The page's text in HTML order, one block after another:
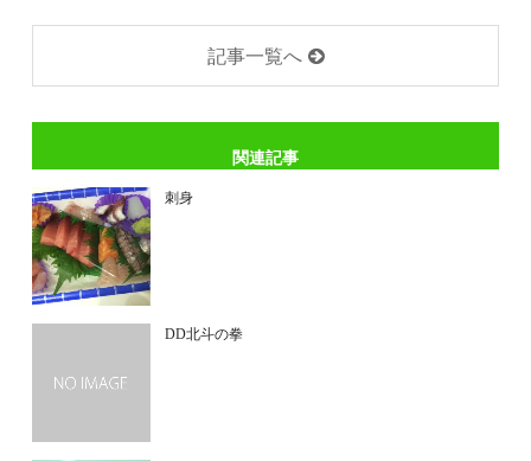
記事一覧へ
関連記事
刺身
DD北斗の拳